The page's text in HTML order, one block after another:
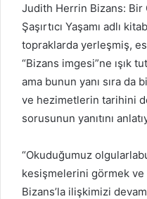
Judith Herrin Bizans: Bir
Şaşırtıcı Yaşamı adlı
topraklarda yerleşmiş,
“Bizans imgesi”ne ışık
ama bunun yanı sıra
ve hezimetlerin tarihini
sorusunun yanıtını
“Okuduğumuz
kesişmelerini görmek
Bizans’la ilişkimizi